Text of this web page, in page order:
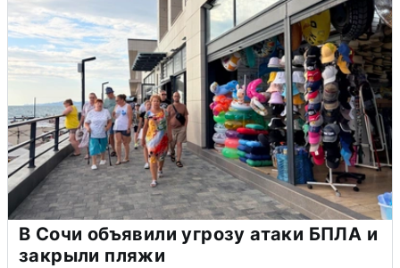
В Сочи объявили угрозу атаки БПЛА и
закрыли пляжи